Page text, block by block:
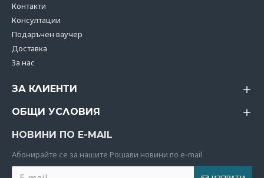
Контакти
Консултации
Подаръчен ваучер
Доставка
За нас
ЗА КЛИЕНТИ
ОБЩИ УСЛОВИЯ
НОВИНИ ПО E-MAIL
Абoнирайте се за нашите Рошави новини по e-mail